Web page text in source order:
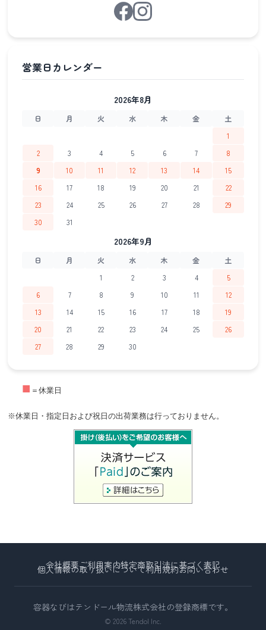
2026年8月
日 月 火 水 木 金
土
1
2
3 4 5 6 7
8
9
10 11 12 13 14
15
16
17 18 19 20 21
22
23
24 25 26 27 28
29
30
31
2026年9月
日 月 火 水 木 金
土
1
2 3 4
5
6
7 8 9 10 11
12
13
14 15 16 17 18
19
20
21 22 23 24 25
26
27
28 29 30
■ ＝休業日
※休業日・指定日および祝日の出荷業務は行っておりません。
会社概要ご利用案内特定商取引法に基づく表記
個人情報の取り扱いについて利用規約お問い合わせ
容器なびはテンドール物流株式会社の登録商標です。
© 2026 Tendol Inc.